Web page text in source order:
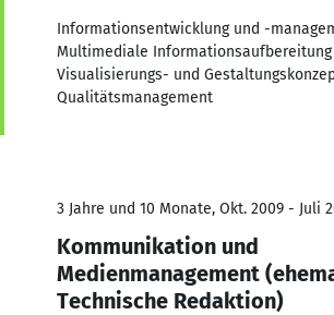
Informationsentwicklung und -
Multimediale
Visualisierungs- und
Qualitätsmanagement
3 Jahre und 10 Monate, Okt. 2009 - Juli
Kommunikation und
Medienmanagement
Technische Redaktion)